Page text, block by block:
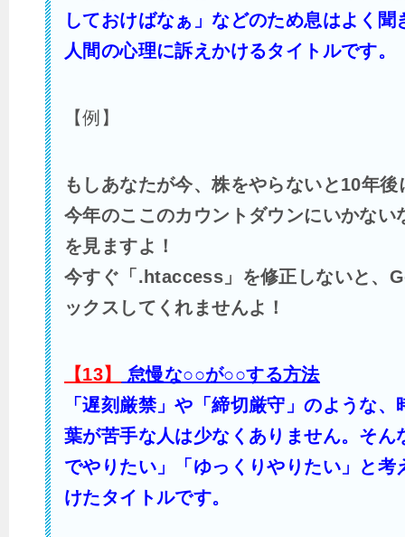
しておけばなぁ」などのため息はよく聞
人間の心理に訴えかけるタイトルです。
【例】
もしあなたが今、株をやらないと10年
今年のここのカウントダウンにいかない
を見ますよ！
今すぐ「.htaccess」を修正しないと、
ックスしてくれませんよ！
【13】
怠慢な○○が○○する方法
「遅刻厳禁」や「締切厳守」のような
葉が苦手な人は少なくありません。そん
でやりたい」「ゆっくりやりたい」と考
けたタイトルです。